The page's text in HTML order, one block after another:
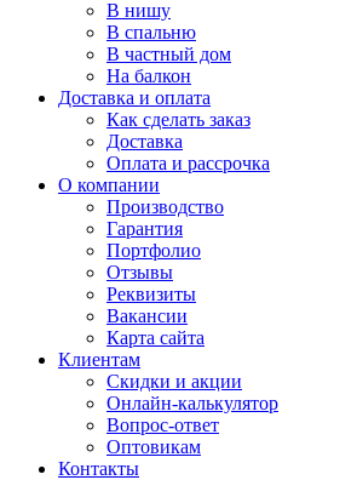
В нишу
В спальню
В частный дом
На балкон
Доставка и оплата
Как сделать заказ
Доставка
Оплата и рассрочка
О компании
Производство
Гарантия
Портфолио
Отзывы
Реквизиты
Вакансии
Карта сайта
Клиентам
Скидки и акции
Онлайн-калькулятор
Вопрос-ответ
Оптовикам
Контакты